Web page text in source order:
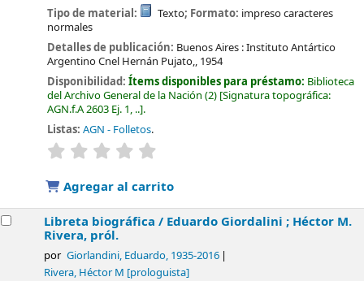
Tipo de material: Texto; Formato: impreso caracteres
normales
Detalles de publicación: Buenos Aires :Instituto Antártico
Argentino Cnel Hernán Pujato,, 1954
Disponibilidad:Ítems disponibles para préstamo: Biblioteca
del Archivo General de la Nación (2) Signatura topográfica:
AGN.f.A 2603 Ej. 1, .. .
Listas: AGN - Folletos.
valoración
Agregar al carrito
Libreta biográfica / Eduardo Giordalini ; Héctor M.
Rivera, pról.
por Giorlandini, Eduardo, 1935-2016
Rivera, Héctor M [prologuista]